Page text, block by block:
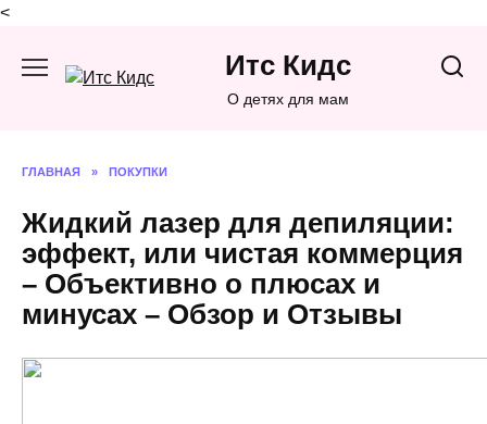
<
содержанию
Итс Кидс
О детях для мам
ГЛАВНАЯ » ПОКУПКИ
Жидкий лазер для депиляции:
эффект, или чистая коммерция
– Объективно о плюсах и
минусах – Обзор и Отзывы